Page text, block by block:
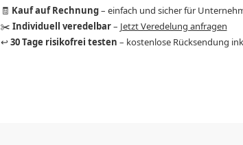
🧾 Kauf auf Rechnung– einfach und sicher für
✂️ Individuell veredelbar– Jetzt Veredelung anfragen
↩️ 30 Tage risikofrei testen – kostenlose Rücksendung